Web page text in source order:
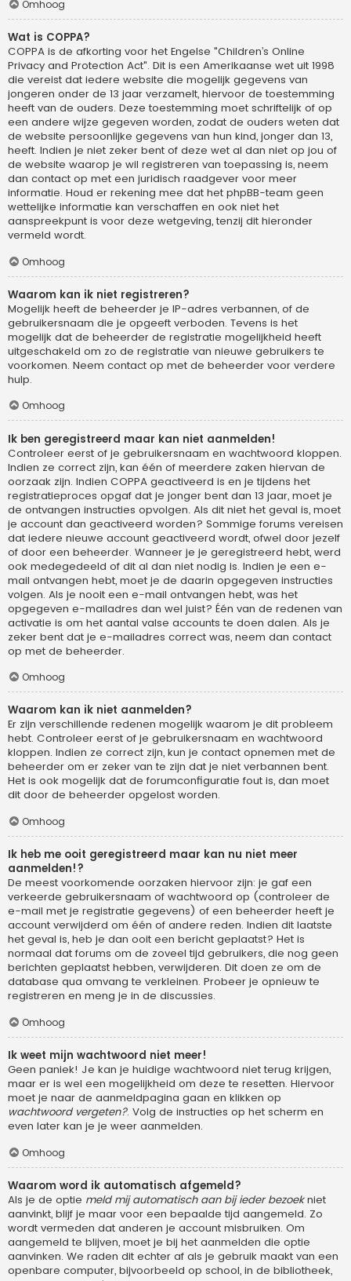
Omhoog
Wat is COPPA?
COPPA is de afkorting voor het Engelse "Children’s Online
Privacy and Protection Act". Dit is een Amerikaanse wet uit 1998
die vereist dat iedere website die mogelijk gegevens van
jongeren onder de 13 jaar verzamelt, hiervoor de toestemming
heeft van de ouders. Deze toestemming moet schriftelijk of op
een andere wijze gegeven worden, zodat de ouders weten dat
de website persoonlijke gegevens van hun kind, jonger dan 13,
heeft. Indien je niet zeker bent of deze wet al dan niet op jou of
de website waarop je wil registreren van toepassing is, neem
dan contact op met een juridisch raadgever voor meer
informatie. Houd er rekening mee dat het phpBB-team geen
wettelijke informatie kan verschaffen en ook niet het
aanspreekpunt is voor deze wetgeving, tenzij dit hieronder
vermeld wordt.
Omhoog
Waarom kan ik niet registreren?
Mogelijk heeft de beheerder je IP-adres verbannen, of de
gebruikersnaam die je opgeeft verboden. Tevens is het
mogelijk dat de beheerder de registratie mogelijkheid heeft
uitgeschakeld om zo de registratie van nieuwe gebruikers te
voorkomen. Neem contact op met de beheerder voor verdere
hulp.
Omhoog
Ik ben geregistreerd maar kan niet aanmelden!
Controleer eerst of je gebruikersnaam en wachtwoord kloppen.
Indien ze correct zijn, kan één of meerdere zaken hiervan de
oorzaak zijn. Indien COPPA geactiveerd is en je tijdens het
registratieproces opgaf dat je jonger bent dan 13 jaar, moet je
de ontvangen instructies opvolgen. Als dit niet het geval is, moet
je account dan geactiveerd worden? Sommige forums vereisen
dat iedere nieuwe account geactiveerd wordt, ofwel door jezelf
of door een beheerder. Wanneer je je geregistreerd hebt, werd
ook medegedeeld of dit al dan niet nodig is. Indien je een e-
mail ontvangen hebt, moet je de daarin opgegeven instructies
volgen. Als je nooit een e-mail ontvangen hebt, was het
opgegeven e-mailadres dan wel juist? Één van de redenen van
activatie is om het aantal valse accounts te doen dalen. Als je
zeker bent dat je e-mailadres correct was, neem dan contact
op met de beheerder.
Omhoog
Waarom kan ik niet aanmelden?
Er zijn verschillende redenen mogelijk waarom je dit probleem
hebt. Controleer eerst of je gebruikersnaam en wachtwoord
kloppen. Indien ze correct zijn, kun je contact opnemen met de
beheerder om er zeker van te zijn dat je niet verbannen bent.
Het is ook mogelijk dat de forumconfiguratie fout is, dan moet
dit door de beheerder opgelost worden.
Omhoog
Ik heb me ooit geregistreerd maar kan nu niet meer
aanmelden!?
De meest voorkomende oorzaken hiervoor zijn: je gaf een
verkeerde gebruikersnaam of wachtwoord op (controleer de
e-mail met je registratie gegevens) of een beheerder heeft je
account verwijderd om één of andere reden. Indien dit laatste
het geval is, heb je dan ooit een bericht geplaatst? Het is
normaal dat forums om de zoveel tijd gebruikers, die nog geen
berichten geplaatst hebben, verwijderen. Dit doen ze om de
database qua omvang te verkleinen. Probeer je opnieuw te
registreren en meng je in de discussies.
Omhoog
Ik weet mijn wachtwoord niet meer!
Geen paniek! Je kan je huidige wachtwoord niet terug krijgen,
maar er is wel een mogelijkheid om deze te resetten. Hiervoor
moet je naar de aanmeldpagina gaan en klikken op
wachtwoord vergeten?. Volg de instructies op het scherm en
even later kan je je weer aanmelden.
Omhoog
Waarom word ik automatisch afgemeld?
Als je de optie meld mij automatisch aan bij ieder bezoekniet
aanvinkt, blijf je maar voor een bepaalde tijd aangemeld. Zo
wordt vermeden dat anderen je account misbruiken. Om
aangemeld te blijven, moet je bij het aanmelden die optie
aanvinken. We raden dit echter af als je gebruik maakt van een
openbare computer, bijvoorbeeld op school, in de bibliotheek,